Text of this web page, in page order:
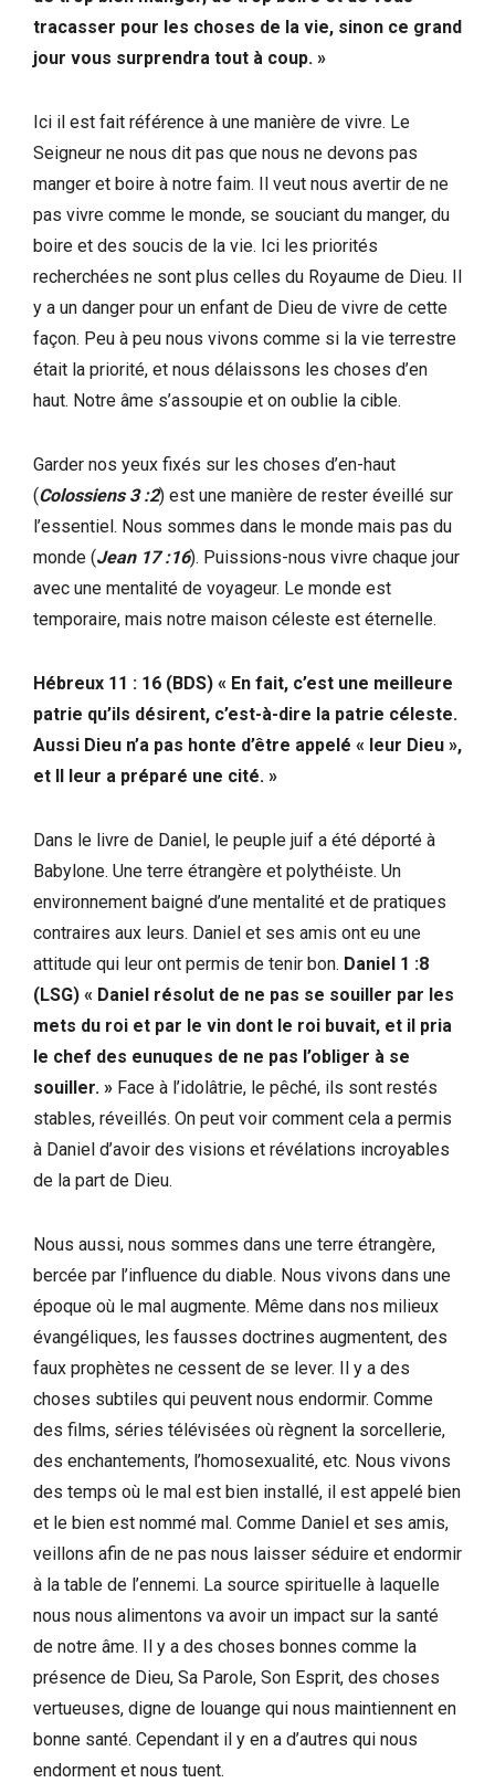
tracasser pour les choses de la vie, sinon ce grand
jour vous surprendra tout à coup. »
Ici il est fait référence à une manière de vivre. Le
Seigneur ne nous dit pas que nous ne devons pas
manger et boire à notre faim. Il veut nous avertir de ne
pas vivre comme le monde, se souciant du manger, du
boire et des soucis de la vie. Ici les priorités
recherchées ne sont plus celles du Royaume de Dieu. Il
y a un danger pour un enfant de Dieu de vivre de cette
façon. Peu à peu nous vivons comme si la vie terrestre
était la priorité, et nous délaissons les choses d’en
haut. Notre âme s’assoupie et on oublie la cible.
Garder nos yeux fixés sur les choses d’en-haut
(Colossiens 3 :2) est une manière de rester éveillé sur
l’essentiel. Nous sommes dans le monde mais pas du
monde (Jean 17 :16). Puissions-nous vivre chaque jour
avec une mentalité de voyageur. Le monde est
temporaire, mais notre maison céleste est éternelle.
Hébreux 11 : 16 (BDS) « En fait, c’est une meilleure
patrie qu’ils désirent, c’est-à-dire la patrie céleste.
Aussi Dieu n’a pas honte d’être appelé « leur Dieu »,
et Il leur a préparé une cité. »
Dans le livre de Daniel, le peuple juif a été déporté à
Babylone. Une terre étrangère et polythéiste. Un
environnement baigné d’une mentalité et de pratiques
contraires aux leurs. Daniel et ses amis ont eu une
attitude qui leur ont permis de tenir bon. Daniel 1 :8
(LSG) « Daniel résolut de ne pas se souiller par les
mets du roi et par le vin dont le roi buvait, et il pria
le chef des eunuques de ne pas l’obliger à se
souiller. » Face à l’idolâtrie, le pêché, ils sont restés
stables, réveillés. On peut voir comment cela a permis
à Daniel d’avoir des visions et révélations incroyables
de la part de Dieu.
Nous aussi, nous sommes dans une terre étrangère,
bercée par l’influence du diable. Nous vivons dans une
époque où le mal augmente. Même dans nos milieux
évangéliques, les fausses doctrines augmentent, des
faux prophètes ne cessent de se lever. Il y a des
choses subtiles qui peuvent nous endormir. Comme
des films, séries télévisées où règnent la sorcellerie,
des enchantements, l’homosexualité, etc. Nous vivons
des temps où le mal est bien installé, il est appelé bien
et le bien est nommé mal. Comme Daniel et ses amis,
veillons afin de ne pas nous laisser séduire et endormir
à la table de l’ennemi. La source spirituelle à laquelle
nous nous alimentons va avoir un impact sur la santé
de notre âme. Il y a des choses bonnes comme la
présence de Dieu, Sa Parole, Son Esprit, des choses
vertueuses, digne de louange qui nous maintiennent en
bonne santé. Cependant il y en a d’autres qui nous
endorment et nous tuent.